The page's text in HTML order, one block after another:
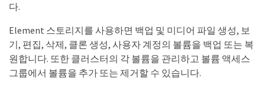
다.
Element 스토리지를 사용하면 백업 및 미디어 파일 생성, 보
기, 편집, 삭제, 클론 생성, 사용자 계정의 볼륨을 백업 또는 복
원합니다. 또한 클러스터의 각 볼륨을 관리하고 볼륨 액세스
그룹에서 볼륨을 추가 또는 제거할 수 있습니다.